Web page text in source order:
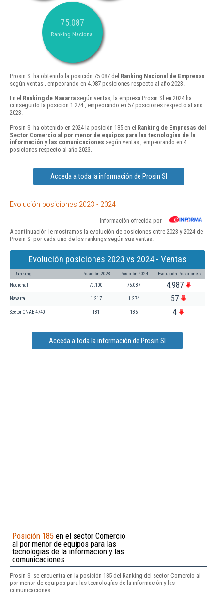
75.087
Ranking Nacional
Prosin Sl ha obtenido la posición 75.087 del Ranking Nacional de Empresas
según ventas , empeorando en 4.987 posiciones respecto al año 2023.
En el Ranking de Navarra según ventas, la empresa Prosin Sl en 2024 ha
conseguido la posición 1.274 , empeorando en 57 posiciones respecto al año
2023.
Prosin Sl ha obtenido en 2024 la posición 185 en el Ranking de Empresas del
Sector Comercio al por menor de equipos para las tecnologías de la
información y las comunicaciones según ventas , empeorando en 4
posiciones respecto al año 2023.
Acceda a toda la información de Prosin Sl
Evolución posiciones 2023 - 2024
Información ofrecida por
A continuación le mostramos la evolución de posiciones entre 2023 y 2024 de
Prosin Sl por cada uno de los rankings según sus ventas:
Evolución posiciones 2023 vs 2024 - Ventas
Ranking Posición 2023 Posición 2024 Evolución Posiciones
Nacional 70.100 75.087 4.987
Navarra 1.217 1.274 57
Sector CNAE 4740 181 185 4
Acceda a toda la información de Prosin Sl
Posición 185 en el sector Comercio
al por menor de equipos para las
tecnologías de la información y las
comunicaciones
Prosin Sl se encuentra en la posición 185 del Ranking del sector Comercio al
por menor de equipos para las tecnologías de la información y las
comunicaciones.